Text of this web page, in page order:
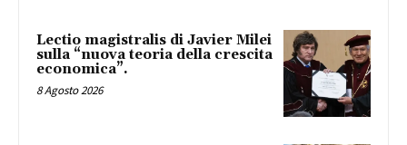
Lectio magistralis di Javier Milei
sulla “nuova teoria della crescita
economica”.
8 Agosto 2026